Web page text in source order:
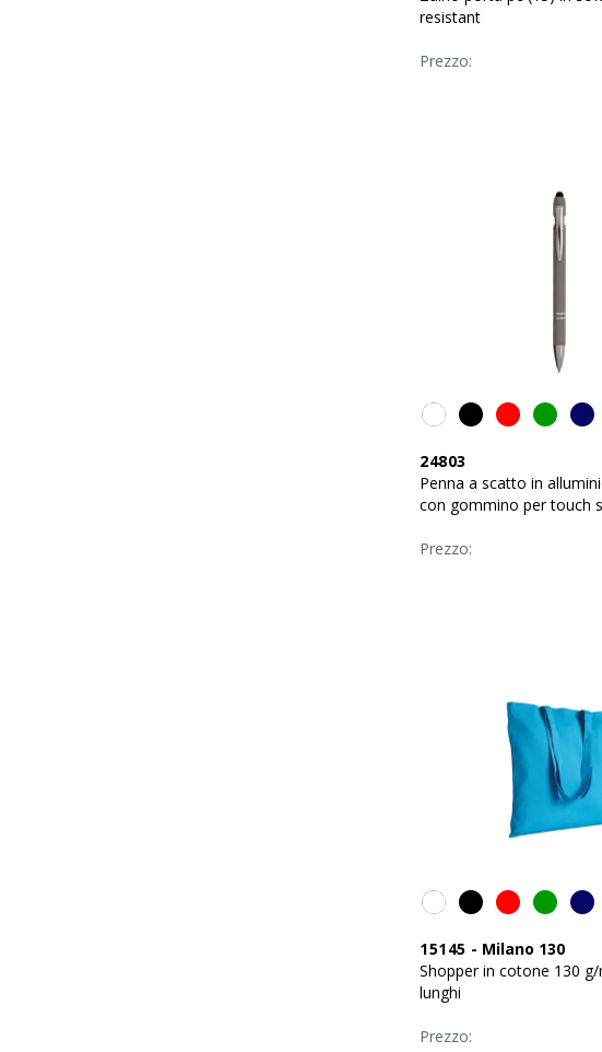
resistant
Prezzo:
24803
Penna a scatto in
con gommino per touch
Prezzo:
15145 - Milano 130
Shopper in cotone 130
lunghi
Prezzo: